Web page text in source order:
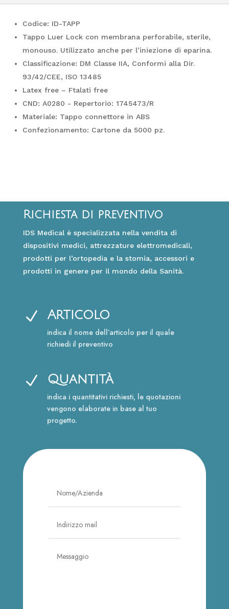
Codice: ID-TAPP
Tappo Luer Lock con membrana perforabile, sterile,
monouso. Utilizzato anche per l’iniezione di eparina.
Classificazione: DM Classe IIA, Conformi alla Dir.
93/42/CEE, ISO 13485
Latex free – Ftalati free
CND: A0280 - Repertorio: 1745473/R
Materiale: Tappo connettore in ABS
Confezionamento: Cartone da 5000 pz.
Richiesta di preventivo
IDS Medical è specializzata nella vendita di
dispositivi medici, attrezzature elettromedicali,
prodotti per l’ortopedia e la stomia, accessori e
prodotti in genere per il mondo della Sanità.
N Articolo
indica il nome dell’articolo per il quale
richiedi il preventivo
N Quantità
indica i quantitativi richiesti, le quotazioni
vengono elaborate in base al tuo
progetto.